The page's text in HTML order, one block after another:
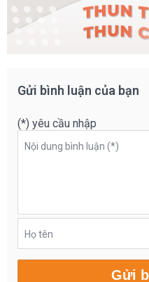
Gửi bình luận của bạn
(*) yêu cầu nhập
Nội dung bình luận (*)
Họ tên